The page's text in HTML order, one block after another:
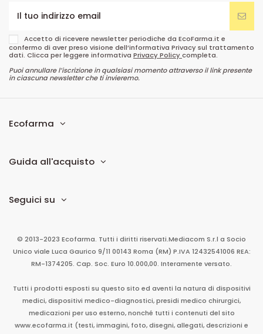
Accetto di ricevere newsletter periodiche da EcoFarma.it e
confermo di aver preso visione dell’informativa Privacy sul trattamento
dati. Clicca per leggere informativa Privacy Policycompleta.
Puoi annullare l’iscrizione in qualsiasi momento attraverso il link presente
in ciascuna newsletter che ti invieremo.
Ecofarma
Guida all'acquisto
Seguici su
© 2013-2023 Ecofarma. Tutti i diritti riservati.Mediacom S.r.l a Socio
Unico viale Luca Gaurico 9/11 00143 Roma (RM) P.IVA 12432541006 REA:
RM-1374205. Cap. Soc. Euro 10.000,00. Interamente versato.
Tutti i prodotti esposti su questo sito ed aventi la natura di dispositivi
medici, dispositivi medico-diagnostici, presidi medico chirurgici,
medicazioni per uso esterno, nonché tutti i contenuti del sito
www.ecofarma.it (testi, immagini, foto, disegni, allegati, descrizioni e